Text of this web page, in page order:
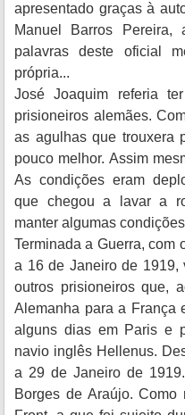
apresentado graças à
Manuel Barros Pereira,
palavras deste oficial
própria...
José Joaquim referia
prisioneiros alemães.
as agulhas que trouxera
pouco melhor. Assim
As condições eram
que chegou a lavar a
manter algumas
Terminada a Guerra, com
a 16 de Janeiro de 1919,
outros prisioneiros que,
Alemanha para a França
alguns dias em Paris e
navio inglês Hellenus.
a 29 de Janeiro de
Borges de Araújo. Como